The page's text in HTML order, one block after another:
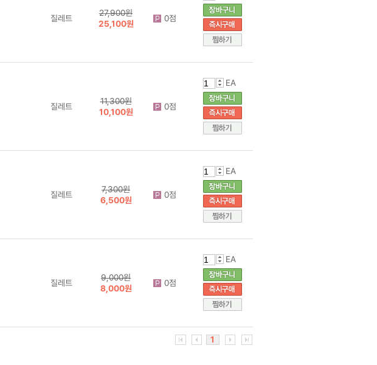
질레트
27,900원
25,100원
0점
질레트
11,300원
10,100원
0점
EA
질레트
7,300원
6,500원
0점
EA
질레트
9,000원
8,000원
0점
EA
1